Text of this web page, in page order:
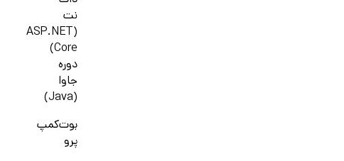
نت
(ASP.NET
Core)
دوره
جاوا
(Java)
بوت‌کمپ
پرو